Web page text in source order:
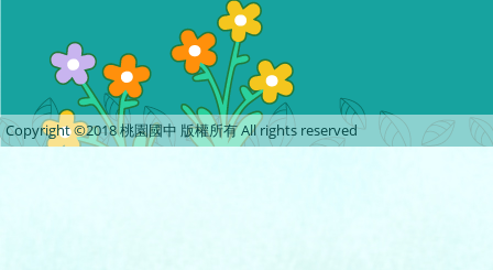
Copyright ©2018 桃園國中 版權所有 All rights reserved